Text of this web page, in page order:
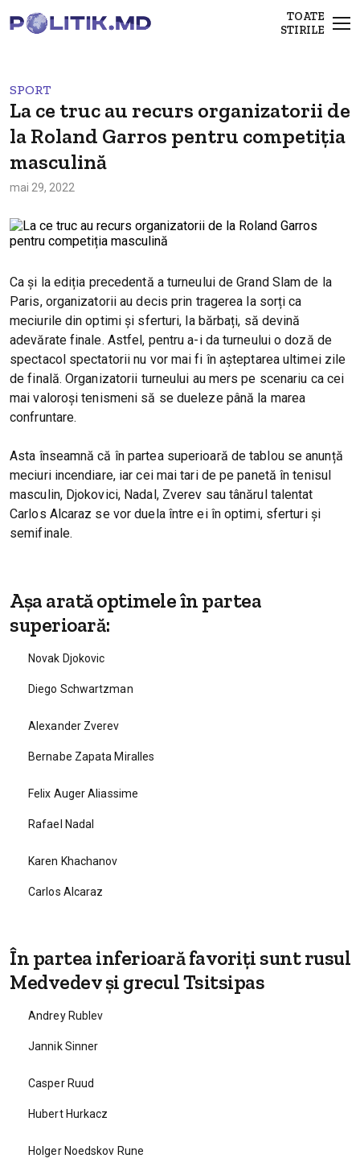
TOATE
STIRILE
SPORT
La ce truc au recurs organizatorii de
la Roland Garros pentru competiția
masculină
mai 29, 2022
Ca și la ediția precedentă a turneului de Grand Slam de la
Paris, organizatorii au decis prin tragerea la sorți ca
meciurile din optimi și sferturi, la bărbați, să devină
adevărate finale. Astfel, pentru a-i da turneului o doză de
spectacol spectatorii nu vor mai fi în așteptarea ultimei zile
de finală. Organizatorii turneului au mers pe scenariu ca cei
mai valoroși tenismeni să se dueleze până la marea
confruntare.
Asta înseamnă că în partea superioară de tablou se anunță
meciuri incendiare, iar cei mai tari de pe panetă în tenisul
masculin, Djokovici, Nadal, Zverev sau tânărul talentat
Carlos Alcaraz se vor duela între ei în optimi, sferturi și
semifinale.
Așa arată optimele în partea
superioară:
Novak Djokovic
Diego Schwartzman
Alexander Zverev
Bernabe Zapata Miralles
Felix Auger Aliassime
Rafael Nadal
Karen Khachanov
Carlos Alcaraz
În partea inferioară favoriți sunt rusul
Medvedev și grecul Tsitsipas
Andrey Rublev
Jannik Sinner
Casper Ruud
Hubert Hurkacz
Holger Noedskov Rune